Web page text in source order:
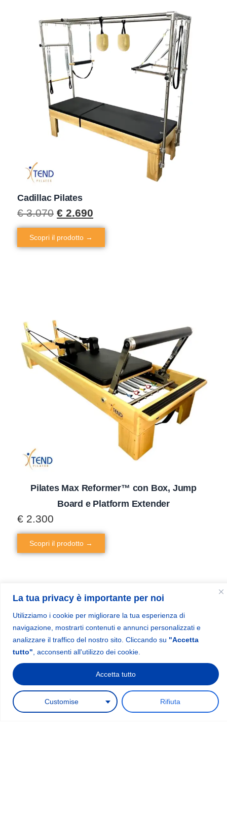
La tua privacy è importante per noi
Utilizziamo i cookie per migliorare la tua esperienza di
navigazione, mostrarti contenuti e annunci personalizzati e
analizzare il traffico del nostro sito. Cliccando su "Accetta
tutto" , acconsenti all'utilizzo dei cookie.
Customise Rifiuta
Accetta tutto
Cadillac Pilates
€3.070 € 2.690
Scopri il prodotto →
Pilates Max Reformer™ con Box, Jump
Board e Platform Extender
€ 2.300
Scopri il prodotto →
Xtend Pilates® è un produttore specializzato di attrezzature
progettazione e produzione di macchinari di alta qualità.
Menu Contact information
1
Richiedi un preventivo